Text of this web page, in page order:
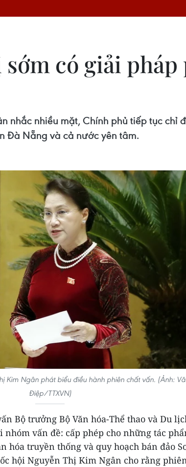
có giải
nhắc nhiều mặt, Chính phủ tiếp tục
Đà Nẵng và cả nước yên tâm.
Kim Ngân phát biểu điều hành phiên chất vấn. (Ảnh:
Điệp/TTXVN)
Bộ trưởng Bộ Văn hóa-Thể thao và Du
vấn đề: cấp phép cho những tác
hóa truyền thống và quy hoạch bán đảo
hội Nguyễn Thị Kim Ngân cho rằng